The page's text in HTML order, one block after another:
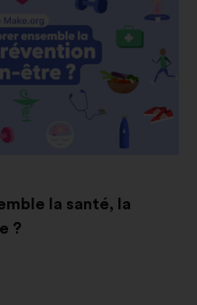
la santé, la
?